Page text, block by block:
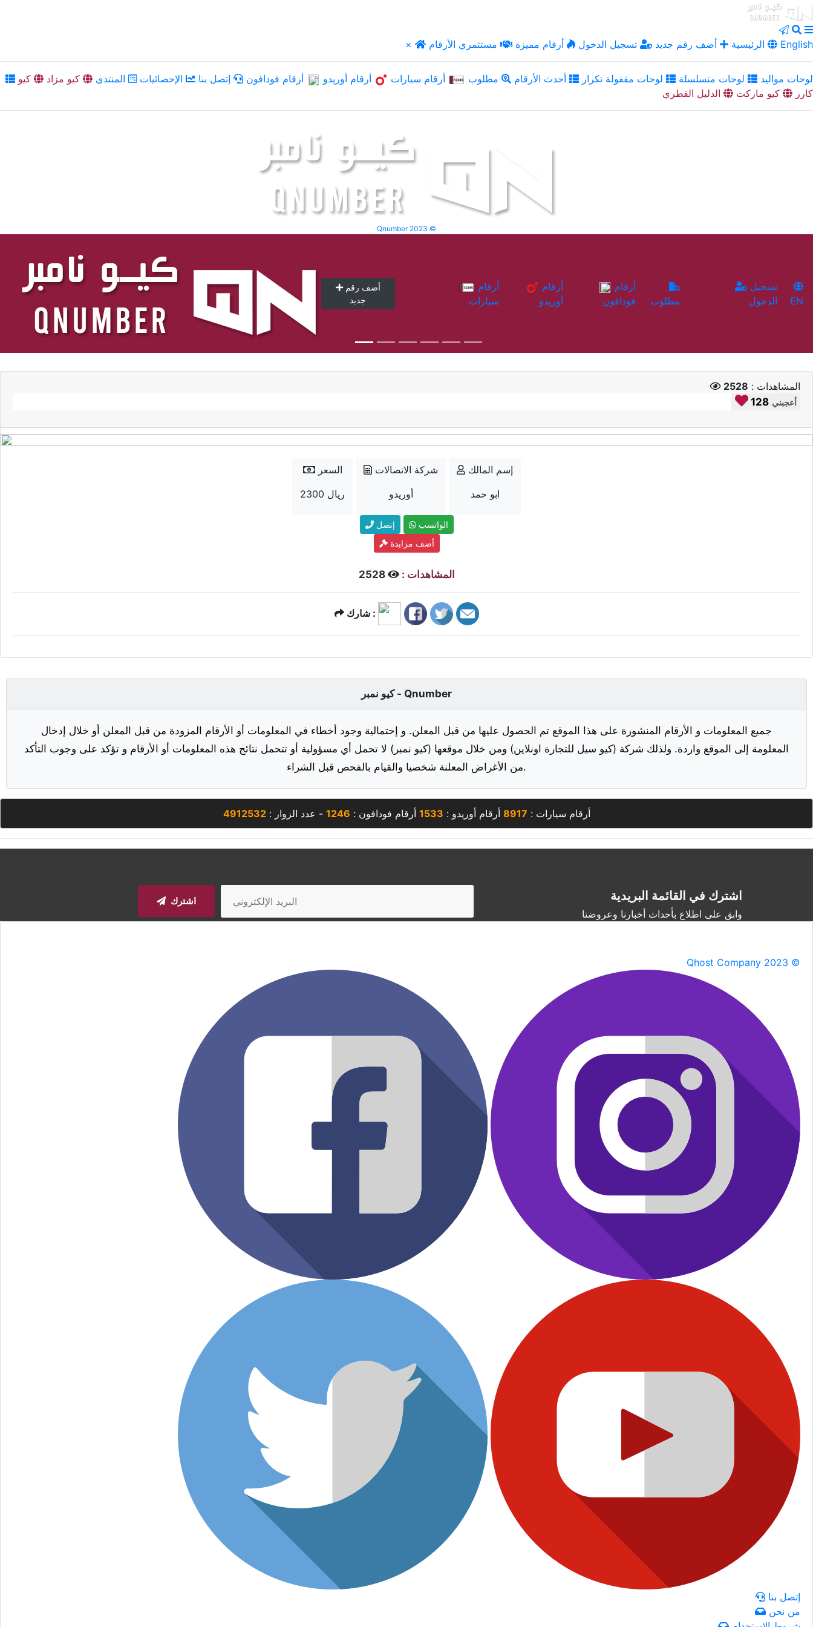
× الرئيسية أضف رقم جديد تسجيل الدخول أرقام مميزة مستثمري الأرقام English
لوحات مواليد لوحات متسلسلة لوحات مقفولة تكرار أحدث الأرقام مطلوب أرقام سيارات أرقام أوريدو أرقام فودافون إتصل بنا الإحصائيات المنتدى كيو مزاد
كيو
كارز
كيو ماركت الدليل القطري
Qnumber 2023 ©
أضف رقم
جديد
سيارات
أوريدو
فودافون
مطلوب
الدخول
EN
المشاهدات : 2528
128 أعجبني
السعر
2300 ريال
شركة الاتصالات
أوريدو
إسم المالك
ابو حمد
إتصل
الواتسب
أضف مزايدة
المشاهدات : 2528
شارك :
كيو نمبر - Qnumber
جميع المعلومات و الأرقام المنشورة على هذا الموقع تم الحصول عليها من قبل المعلن. و إحتمالية وجود أخطاء في المعلومات أو الأرقام المزودة من قبل المعلن أو خلال إدخال
المعلومة إلى الموقع واردة. ولذلك شركة (كيو سيل للتجارة اونلاين) ومن خلال موقعها (كيو نمبر) لا تحمل أي مسؤولية أو تتحمل نتائج هذه المعلومات أو الأرقام و تؤكد على وجوب التأكد
من الأغراض المعلنة شخصيا والقيام بالفحص قبل الشراء.
أرقام سيارات : 8917 أرقام أوريدو : 1533 أرقام فودافون : 1246 - عدد الزوار :4912532
اشترك في القائمة البريدية
وابق على اطلاع بأحداث أخبارنا وعروضنا
اشترك
Qhost Company 2023 ©
إتصل بنا
من نحن